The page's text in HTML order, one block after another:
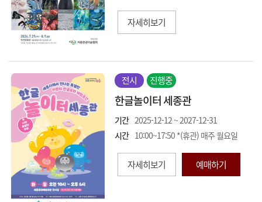
자세히보기
전시 진행중
한글놀이터 세종관
기간 2025-12-12 ~ 2027-12-31
시간 10:00~17:50 *(휴관) 매주 월요일
자세히보기 예매하기